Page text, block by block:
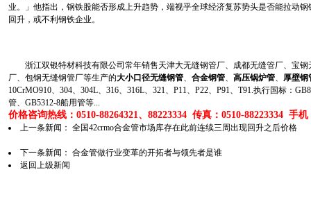
业。」他指出，钢铁股能否形成上升趋势，端视乎全球经济复苏势头是否能拉动
回升，或不利钢铁企业。
浙江双银特材科技有限公司常年销售天津大无缝钢管厂、成都无缝管厂、宝钢
厂、包钢无缝钢管厂等生产的大小口径无缝钢管、 合金钢管、 高压锅炉管、
厚壁钢
10CrMO910、304、304L、316、316L、321、P11、P22、P91、T91.执行国标：
管、GB5312-8船用管等...
价格咨询热线：0510-88264321、88223334 传真：0510-88223334 手机
上一条新闻： 全国42crmo合金管市场库存在此前连续三周出现回升之后价格
下一条新闻： 合金管做行业变革的开拓者与领先者是谁
返回上级新闻